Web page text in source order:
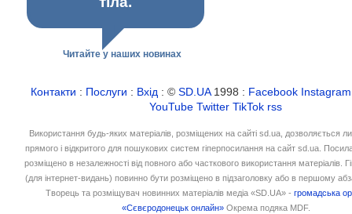
Читайте у наших новинах
Контакти : Послуги : Вхід : ©SD.UA1998 : Facebook Instagram
YouTube Twitter TikTok rss
Використання будь-яких матеріалів, розміщених на сайті sd.ua, дозволяється
прямого і відкритого для пошукових систем гіперпосилання на сайт sd.ua.
розміщено в незалежності від повного або часткового використання матеріалів.
(для інтернет-видань) повинно бути розміщено в підзаголовку або в першому
Творець та розміщувач новинних матеріалів медіа «SD.UA» -громадська
«Сєвєродонецьк онлайн» Окрема подяка MDF.